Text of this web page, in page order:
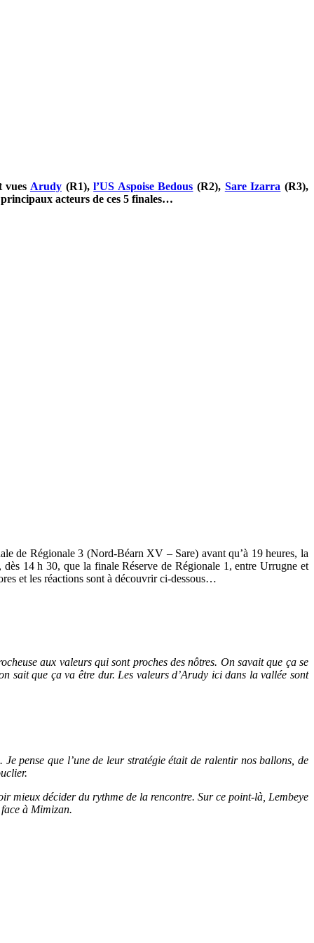
Arudy(R1),l’US Aspoise Bedous (R2), Sare Izarra (R3),
acteurs de ces 5 finales…
de Régionale 3 (Nord-Béarn XV – Sare) avant qu’à 19 heures, la
14 h 30, que la finale Réserve de Régionale 1, entre Urrugne et
et les réactions sont à découvrir ci-dessous…
aux valeurs qui sont proches des nôtres. On savait que ça se
sait que ça va être dur. Les valeurs d’Arudy ici dans la vallée sont
pense que l’une de leur stratégie était de ralentir nos ballons, de
mieux décider du rythme de la rencontre. Sur ce point-là, Lembeye
à Mimizan.